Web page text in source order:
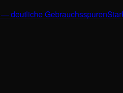
deutliche Gebrauchsspuren